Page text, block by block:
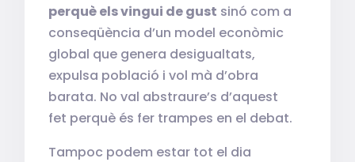
perquè els vingui de gust sinó com a
conseqüència d’un model econòmic
global que genera desigualtats,
expulsa població i vol mà d’obra
barata. No val abstraure’s d’aquest
fet perquè és fer trampes en el debat.
Tampoc podem estar tot el dia